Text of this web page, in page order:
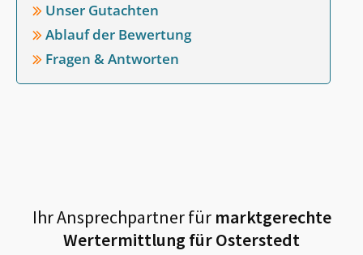
Unser Gutachten
Ablauf der Bewertung
Fragen & Antworten
Ihr Ansprechpartner fürmarktgerechte
Wertermittlung fürOsterstedt